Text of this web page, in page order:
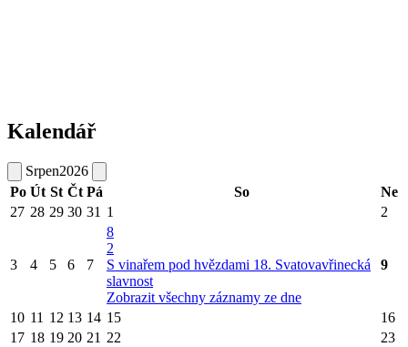
Kalendář
Srpen2026
Po Út St Čt Pá So
Ne
27 28 29 30 31 1 2
3 4 5 6 7
8
2
S vinařem pod hvězdami 18. Svatovavřinecká
slavnost
Zobrazit všechny záznamy ze dne
9
10 11 12 13 14 15
16
17 18 19 20 21 22
23